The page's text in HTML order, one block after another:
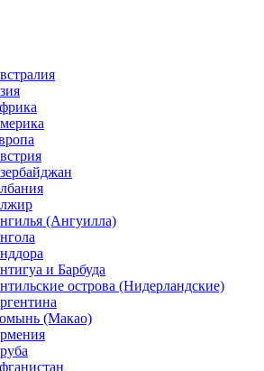
(Ангуилла)
и Барбуда
острова (Нидерландские)
(Макао)